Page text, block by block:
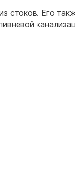
стоков. Его